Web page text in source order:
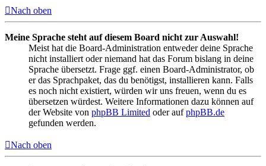
Nach oben
Meine Sprache steht auf diesem Board nicht zur Auswahl!
Meist hat die Board-Administration entweder deine Sprache
nicht installiert oder niemand hat das Forum bislang in deine
Sprache übersetzt. Frage ggf. einen Board-Administrator, ob
er das Sprachpaket, das du benötigst, installieren kann. Falls
es noch nicht existiert, würden wir uns freuen, wenn du es
übersetzen würdest. Weitere Informationen dazu können auf
der Website von phpBB Limited oder aufphpBB.de
gefunden werden.
Nach oben